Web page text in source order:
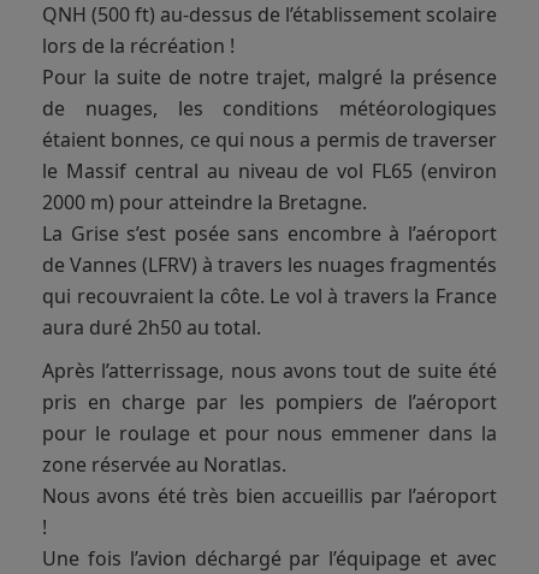
QNH (500 ft) au-dessus de l’établissement scolaire
lors de la récréation !
Pour la suite de notre trajet, malgré la présence
de nuages, les conditions météorologiques
étaient bonnes, ce qui nous a permis de traverser
le Massif central au niveau de vol FL65 (environ
2000 m) pour atteindre la Bretagne.
La Grise s’est posée sans encombre à l’aéroport
de Vannes (LFRV) à travers les nuages fragmentés
qui recouvraient la côte. Le vol à travers la France
aura duré 2h50 au total.
Après l’atterrissage, nous avons tout de suite été
pris en charge par les pompiers de l’aéroport
pour le roulage et pour nous emmener dans la
zone réservée au Noratlas.
Nous avons été très bien accueillis par l’aéroport
!
Une fois l’avion déchargé par l’équipage et avec